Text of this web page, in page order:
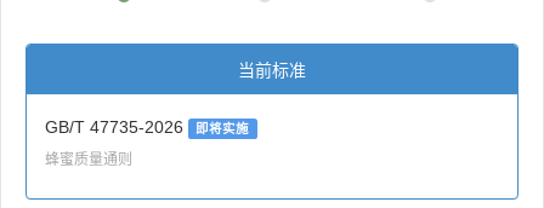
当前标准
GB/T 47735-2026 即将实施
蜂蜜质量通则